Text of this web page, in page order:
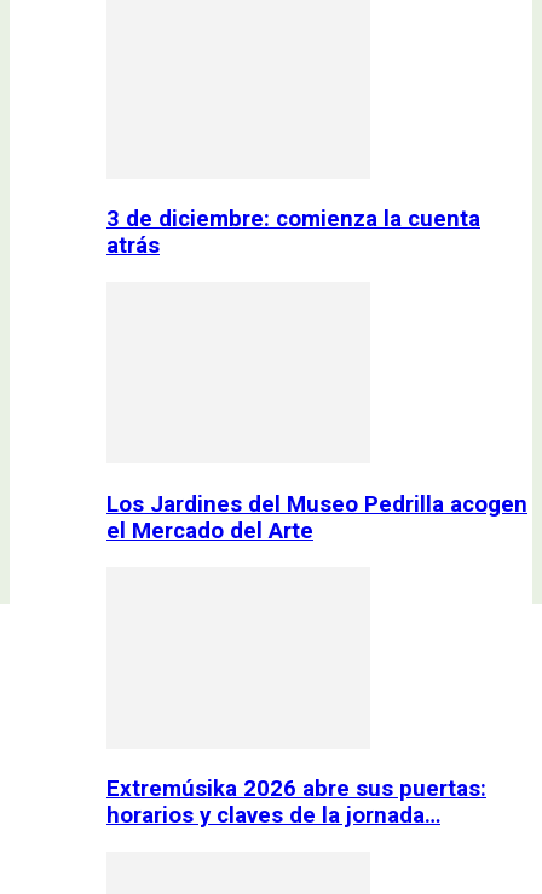
3 de diciembre: comienza la cuenta
atrás
Los Jardines del Museo Pedrilla acogen
el Mercado del Arte
Extremúsika 2026 abre sus puertas:
horarios y claves de la jornada…